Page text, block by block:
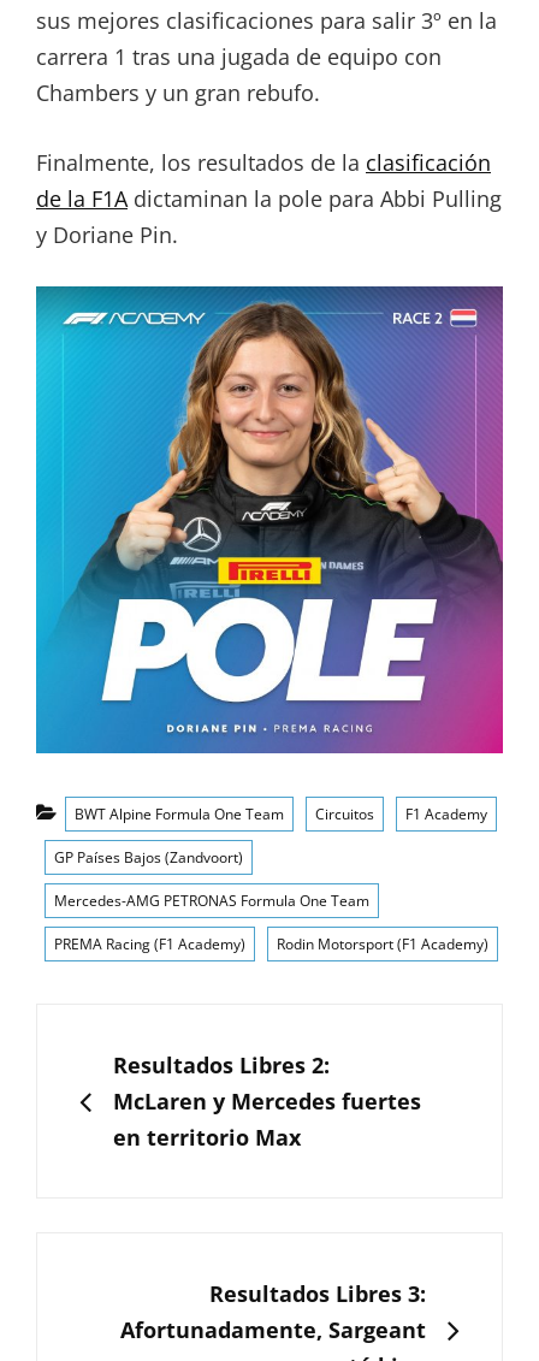
sus mejores clasificaciones para salir 3º en la
carrera 1 tras una jugada de equipo con
Chambers y un gran rebufo.
Finalmente, los resultados de la clasificación
de la F1A dictaminan la pole para Abbi Pulling
y Doriane Pin.
Categorías
BWT Alpine Formula One Team Circuitos F1 Academy
GP Países Bajos (Zandvoort)
Mercedes-AMG PETRONAS Formula One Team
PREMA Racing (F1 Academy) Rodin Motorsport (F1 Academy)
entradas
ANTERIOR
Resultados Libres 2:
McLaren y Mercedes fuertes
en territorio Max
Resultados Libres 3:
Afortunadamente, Sargeant